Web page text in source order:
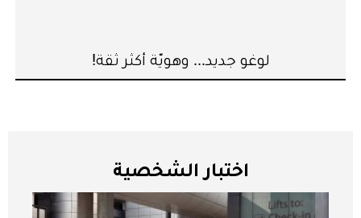
لوغو جديد... وهويّة أكثر ثقة!
اختبار الشخصية